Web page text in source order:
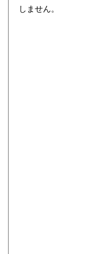
しません。